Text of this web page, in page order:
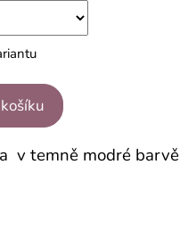
v temně modré barvě